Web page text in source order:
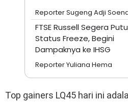
Reporter Sugeng Adji
FTSE Russell Segera
Status Freeze, Begini
Dampaknya ke IHSG
Reporter Yuliana Hema
Top gainers LQ45 hari ini